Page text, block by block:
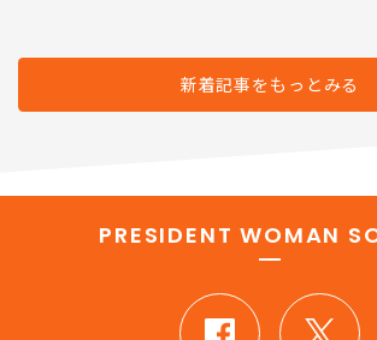
新着記事をもっとみる
PRESIDENT WOMAN